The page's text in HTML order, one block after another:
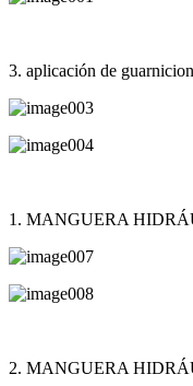
3. aplicación de
1. MANGUERA
2. MANGUERA